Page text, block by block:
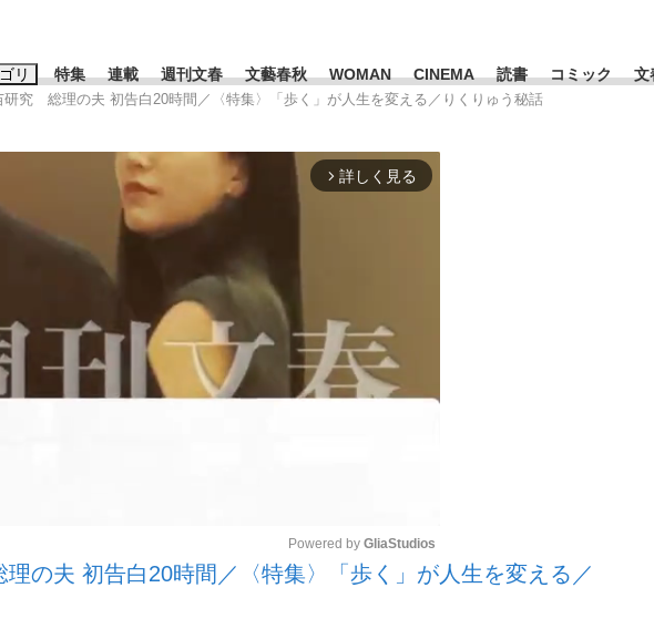
リ 特集
いまさら聞けない資産運用のすべて
連載 週刊文春 文藝春秋 WOMAN CINEMA 読書 コミック 文
ワードタグ一覧
#高市早苗 #後藤真希 #森岡毅
究 総理の夫 初告白20時間／〈特集〉「歩く」が人生を変える／りくりゅう秘話
arrow_forward_ios 詳しく見る
Powered by GliaStudios
の夫 初告白20時間／〈特集〉「歩く」が人生を変える／